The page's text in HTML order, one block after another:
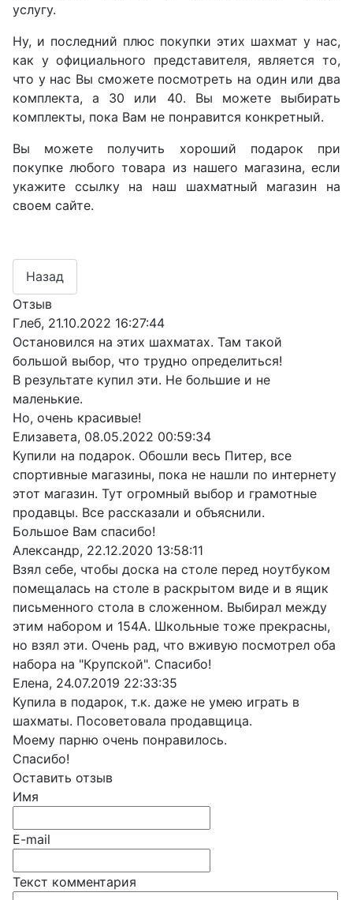
услугу.
Ну, и последний плюс покупки этих шахмат у нас,
как у официального представителя, является то,
что у нас Вы сможете посмотреть на один или два
комплекта, а 30 или 40. Вы можете выбирать
комплекты, пока Вам не понравится конкретный.
Вы можете получить хороший подарок при
покупке любого товара из нашего магазина, если
укажите ссылку на наш шахматный магазин на
своем сайте.
Отзыв
Глеб, 21.10.2022 16:27:44
Остановился на этих шахматах. Там такой
большой выбор, что трудно определиться!
В результате купил эти. Не большие и не
маленькие.
Но, очень красивые!
Елизавета, 08.05.2022 00:59:34
Купили на подарок. Обошли весь Питер, все
спортивные магазины, пока не нашли по интернету
этот магазин. Тут огромный выбор и грамотные
продавцы. Все рассказали и объяснили.
Большое Вам спасибо!
Александр, 22.12.2020 13:58:11
Взял себе, чтобы доска на столе перед ноутбуком
помещалась на столе в раскрытом виде и в ящик
письменного стола в сложенном. Выбирал между
этим набором и 154А. Школьные тоже прекрасны,
но взял эти. Очень рад, что вживую посмотрел оба
набора на "Крупской". Спасибо!
Елена, 24.07.2019 22:33:35
Купила в подарок, т.к. даже не умею играть в
шахматы. Посоветовала продавщица.
Моему парню очень понравилось.
Спасибо!
Оставить отзыв
Имя
E-mail
Текст комментария